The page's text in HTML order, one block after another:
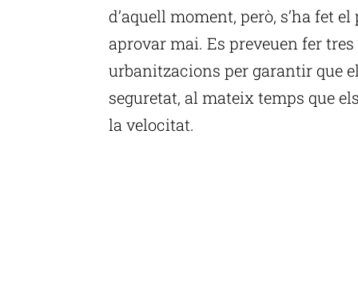
d’aquell moment, però, s’ha fet
aprovar mai. Es preveuen fer
urbanitzacions per garantir que
seguretat, al mateix temps que
la velocitat.